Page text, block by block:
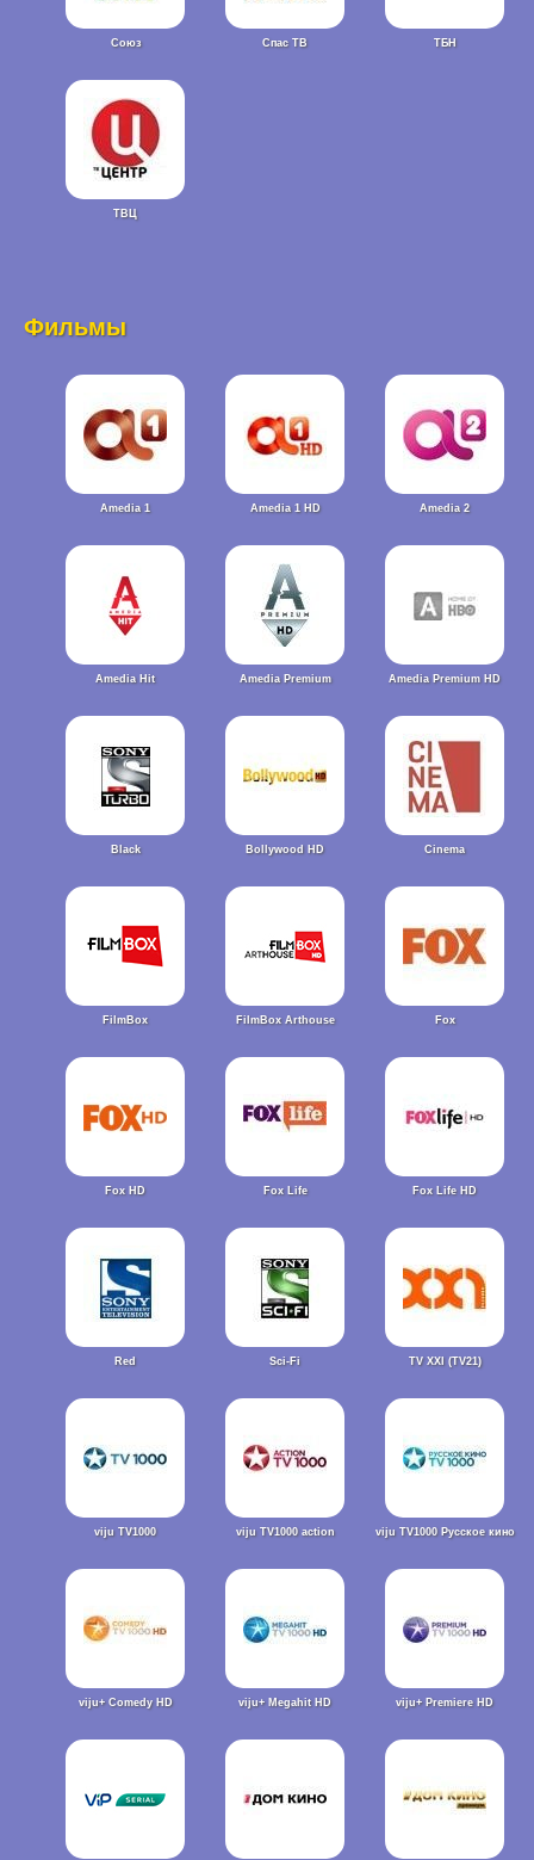
Союз Спас ТВ ТБН
ТВЦ
Фильмы
Amedia 1 Amedia 1 HD Amedia 2
Amedia Hit Amedia Premium Amedia Premium HD
Black Bollywood HD Cinema
FilmBox FilmBox Arthouse Fox
Fox HD Fox Life Fox Life HD
Red Sci-Fi TV XXI (TV21)
viju TV1000 viju TV1000 action viju TV1000 Русское кино
viju+ Comedy HD viju+ Megahit HD viju+ Premiere HD